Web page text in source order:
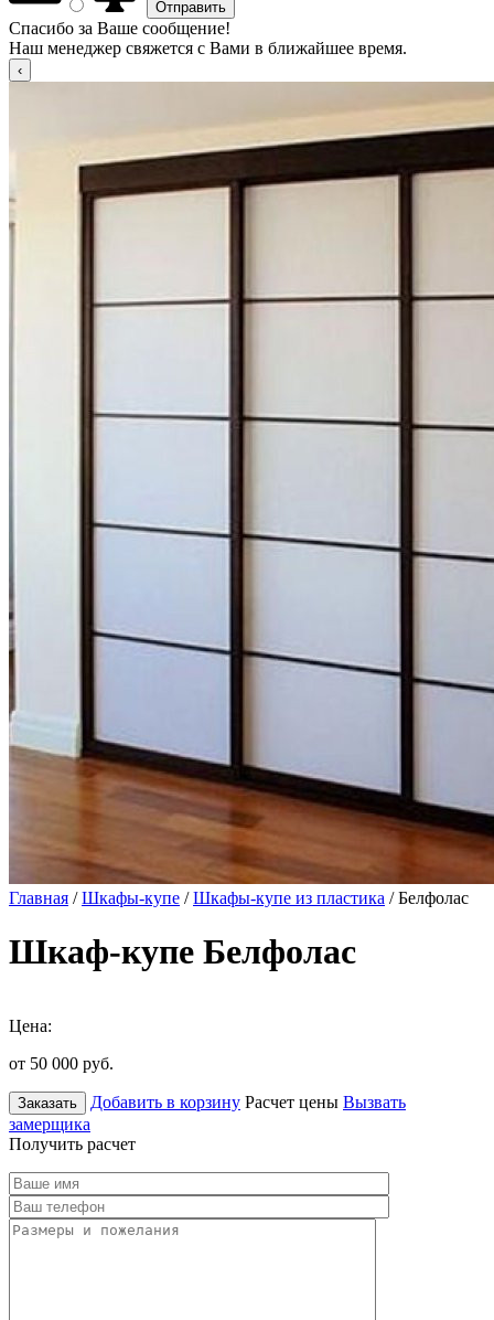
Спасибо за Ваше сообщение!
Наш менеджер свяжется с Вами в ближайшее время.
Главная /Шкафы-купе /Шкафы-купе из пластика / Белфолас
Шкаф-купе Белфолас
Цена:
от 50 000 руб.
Заказать Добавить в корзину Расчет цены Вызвать
замерщика
Получить расчет